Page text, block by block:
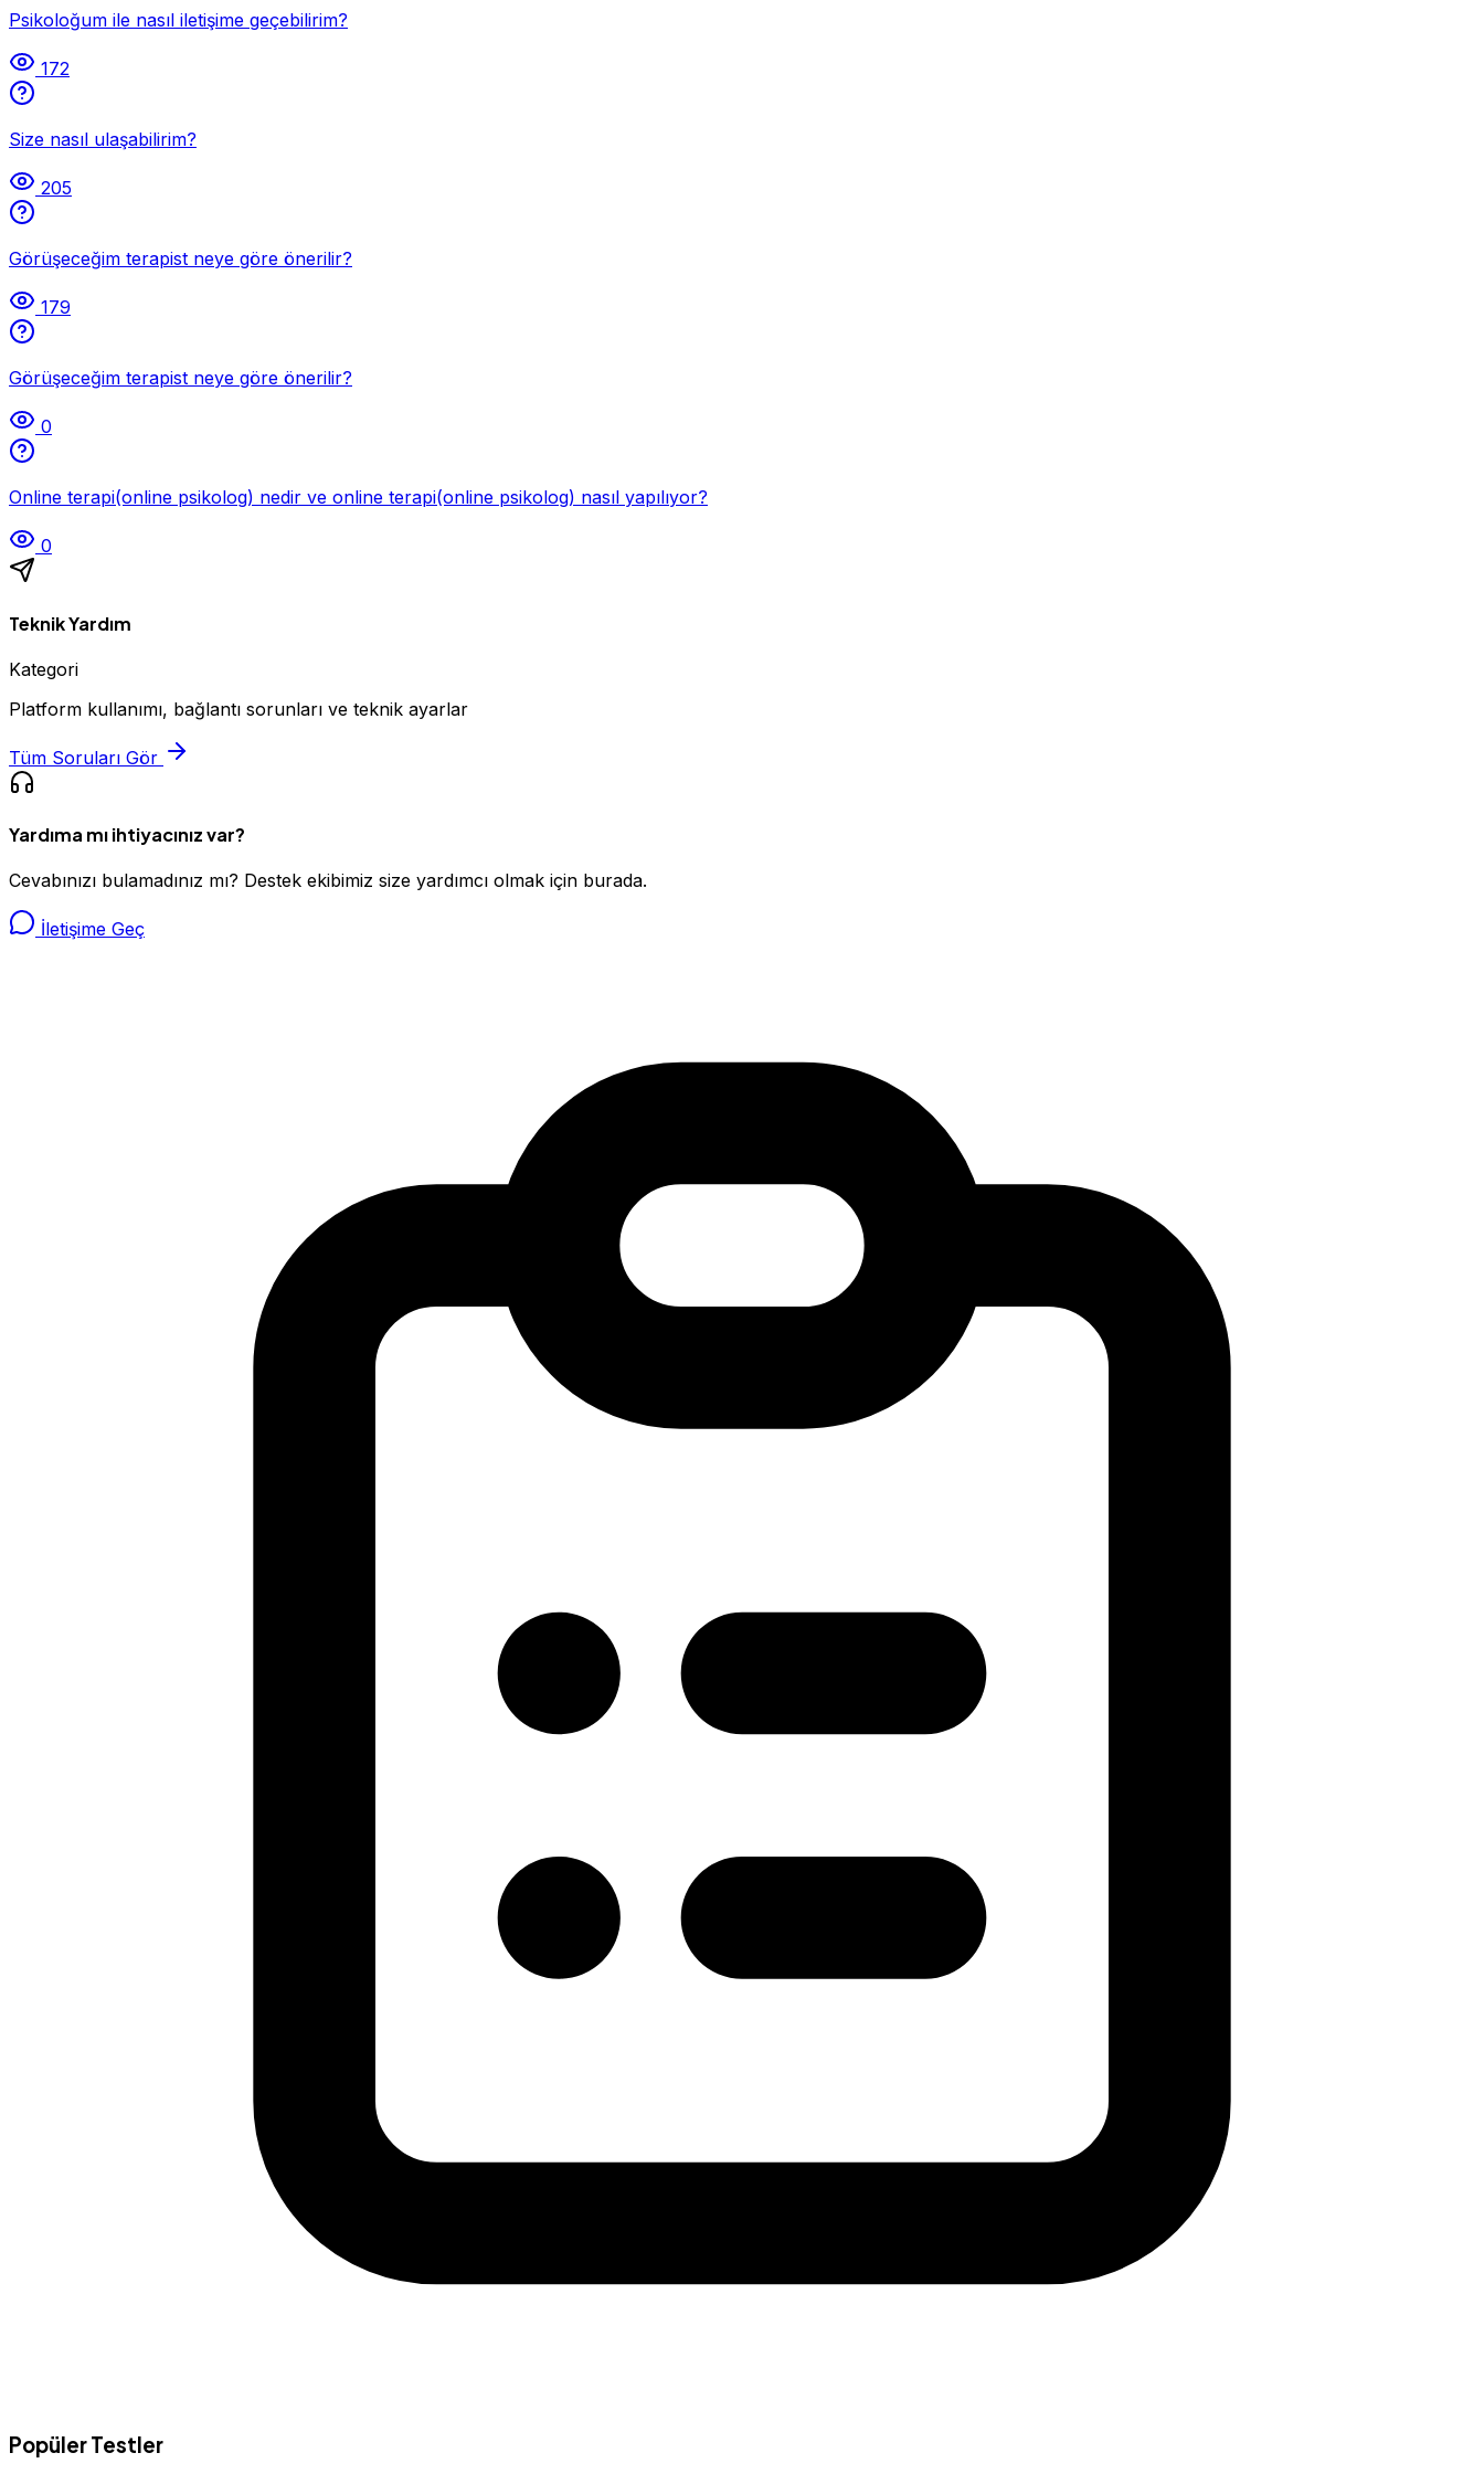
Psikoloğum ile nasıl iletişime geçebilirim?
172
Size nasıl ulaşabilirim?
205
Görüşeceğim terapist neye göre önerilir?
179
Görüşeceğim terapist neye göre önerilir?
0
Online terapi(online psikolog) nedir ve online terapi(online psikolog) nasıl yapılıyor?
0
Teknik Yardım
Kategori
Platform kullanımı, bağlantı sorunları ve teknik ayarlar
Tüm Soruları Gör
Yardıma mı ihtiyacınız var?
Cevabınızı bulamadınız mı? Destek ekibimiz size yardımcı olmak için burada.
İletişime Geç
Popüler Testler